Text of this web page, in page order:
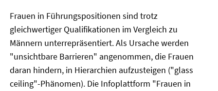
Frauen in Führungspositionen sind trotz
gleichwertiger Qualifikationen im Vergleich zu
Männern unterrepräsentiert. Als Ursache werden
"unsichtbare Barrieren" angenommen, die Frauen
daran hindern, in Hierarchien aufzusteigen ("glass
ceiling"-Phänomen). Die Infoplattform "Frauen in